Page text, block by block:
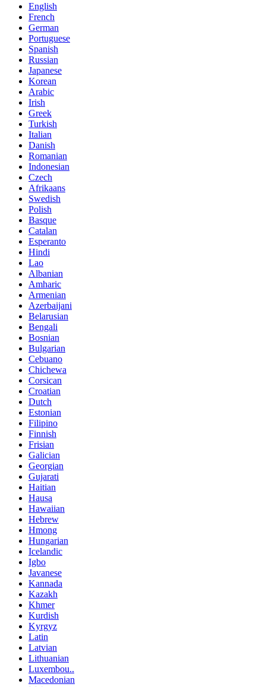
English
French
German
Portuguese
Spanish
Russian
Japanese
Korean
Arabic
Irish
Greek
Turkish
Italian
Danish
Romanian
Indonesian
Czech
Afrikaans
Swedish
Polish
Basque
Catalan
Esperanto
Hindi
Lao
Albanian
Amharic
Armenian
Azerbaijani
Belarusian
Bengali
Bosnian
Bulgarian
Cebuano
Chichewa
Corsican
Croatian
Dutch
Estonian
Filipino
Finnish
Frisian
Galician
Georgian
Gujarati
Haitian
Hausa
Hawaiian
Hebrew
Hmong
Hungarian
Icelandic
Igbo
Javanese
Kannada
Kazakh
Khmer
Kurdish
Kyrgyz
Latin
Latvian
Lithuanian
Luxembou..
Macedonian